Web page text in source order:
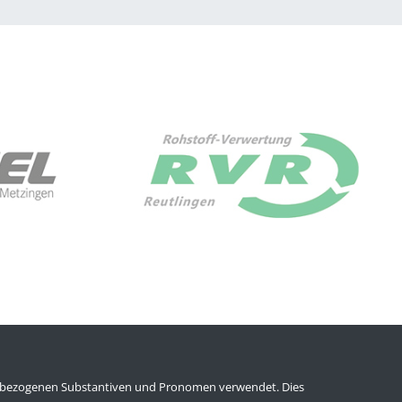
Substantiven und Pronomen verwendet. Dies